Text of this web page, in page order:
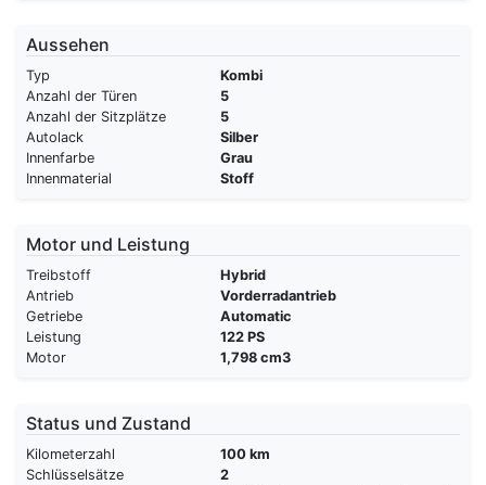
Aussehen
Typ
Kombi
Anzahl der Türen
5
Anzahl der Sitzplätze
5
Autolack
Silber
Innenfarbe
Grau
Innenmaterial
Stoff
Motor und Leistung
Treibstoff
Hybrid
Antrieb
Vorderradantrieb
Getriebe
Automatic
Leistung
122 PS
Motor
1,798 cm3
Status und Zustand
Kilometerzahl
100 km
Schlüsselsätze
2